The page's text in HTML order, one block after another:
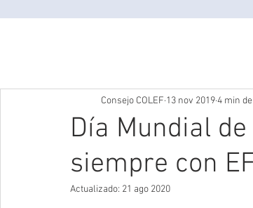
Día Mundial
siempre con
Consejo COLEF 13 nov 20194 min
Actualizado: 21 ago 2020